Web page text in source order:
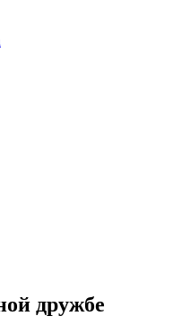
дружбе